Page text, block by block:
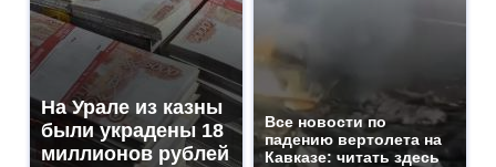
На Урале из казны
были украдены 18
миллионов рублей
Все новости по
падению вертолета на
Кавказе: читать здесь